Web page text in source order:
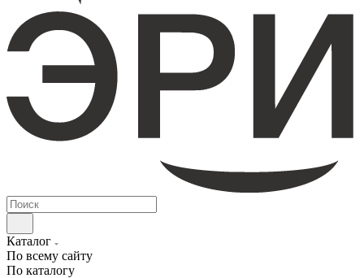
Каталог
По всему сайту
По каталогу